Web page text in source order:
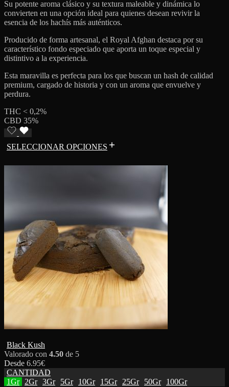
Su potente aroma clásico y su textura maleable y dinámica lo
convierten en una opción ideal para quienes desean revivir la
esencia de los hachís más auténticos.
Producido de forma artesanal, el Royal Afghan destaca por su
característico fondo especiado que aporta un toque especial y
distintivo a la experiencia.
Esta maravilla es perfecta para los que buscan un hash de calidad
premium, cargado de historia y con un aroma que envuelve y
perdura.
THC < 0,2%
CBD 35%
SELECCIONAR OPCIONES
Black Kush
Valorado con 4.50 de 5
Desde 6.95€
CANTIDAD
1Gr
2Gr 3Gr 5Gr 10Gr 15Gr 25Gr 50Gr
100Gr